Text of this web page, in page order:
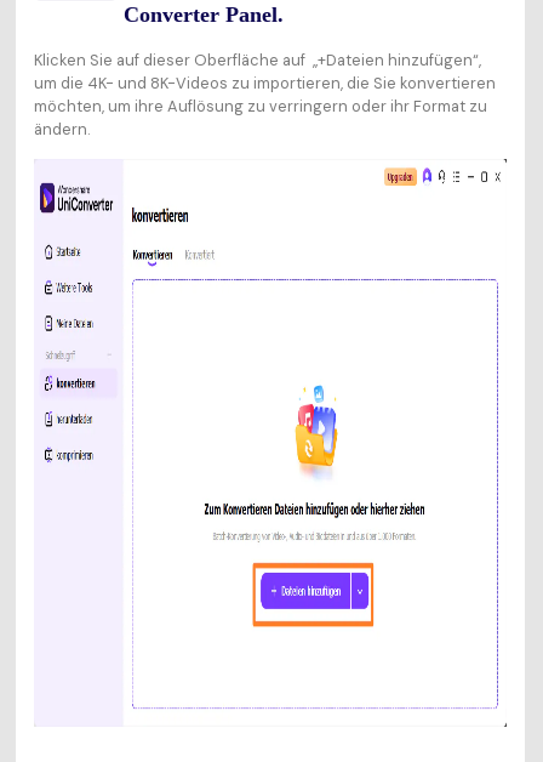
Converter Panel.
Klicken Sie auf dieser Oberfläche auf „+Dateien hinzufügen“,
um die 4K- und 8K-Videos zu importieren, die Sie konvertieren
möchten, um ihre Auflösung zu verringern oder ihr Format zu
ändern.